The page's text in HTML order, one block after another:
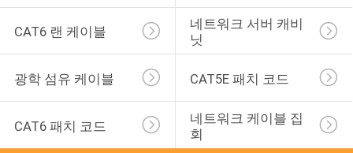
트
맵
개
인
CAT6 랜 케이블
네트워크 서버 캐비
닛
광학 섬유 케이블 CAT5E 패치 코드
CAT6 패치 코드
네트워크 케이블 집
회